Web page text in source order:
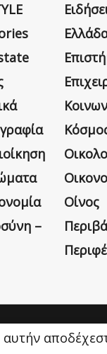
–
Οίνος
Η
αυτήν